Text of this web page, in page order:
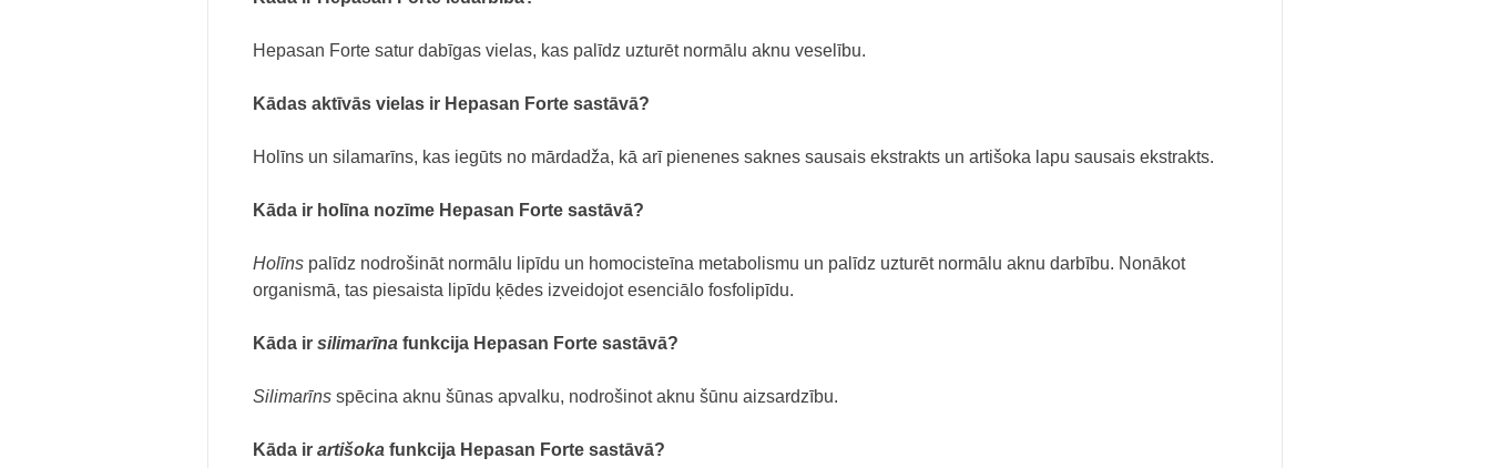
Hepasan Forte satur dabīgas vielas, kas palīdz uzturēt normālu aknu veselību.
Kādas aktīvās vielas ir Hepasan Forte sastāvā?
Holīns un silamarīns, kas iegūts no mārdadža, kā arī pienenes saknes sausais ekstrakts un artišoka lapu sausais ekstrakts.
Kāda ir holīna nozīme Hepasan Forte sastāvā?
Holīns palīdz nodrošināt normālu lipīdu un homocisteīna metabolismu un palīdz uzturēt normālu aknu darbību. Nonākot
organismā, tas piesaista lipīdu ķēdes izveidojot esenciālo fosfolipīdu.
Kāda ir silimarīna funkcija Hepasan Forte sastāvā?
Silimarīns spēcina aknu šūnas apvalku, nodrošinot aknu šūnu aizsardzību.
Kāda ir artišoka funkcija Hepasan Forte sastāvā?